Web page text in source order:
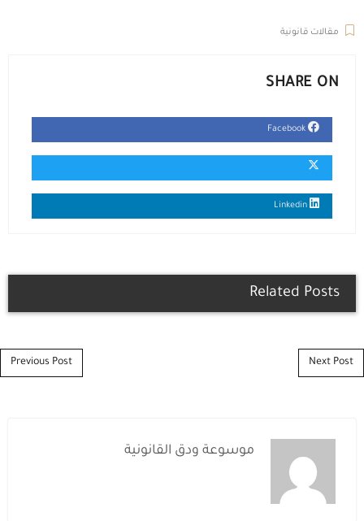
مقالات قانونية
SHARE ON
Related Posts
Post navigation
Previous Post Next Post
موسوعة ودق القانونية